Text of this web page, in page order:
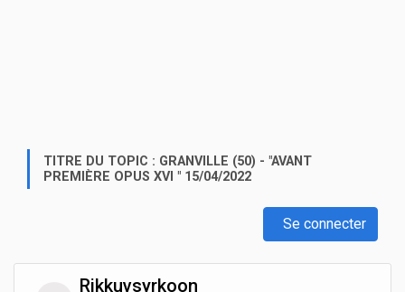
TITRE DU TOPIC : GRANVILLE (50) - "AVANT
PREMIÈRE OPUS XVI " 15/04/2022
Se connecter
Rikkuvsyrkoon